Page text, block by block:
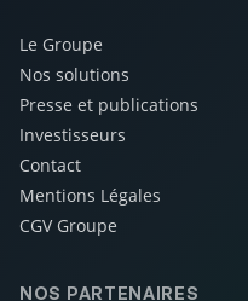
Le Groupe
Nos solutions
Presse et publications
Investisseurs
Contact
Mentions Légales
CGV Groupe
NOS PARTENAIRES